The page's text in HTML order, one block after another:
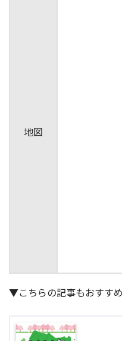
地図
▼こちらの記事もおすす